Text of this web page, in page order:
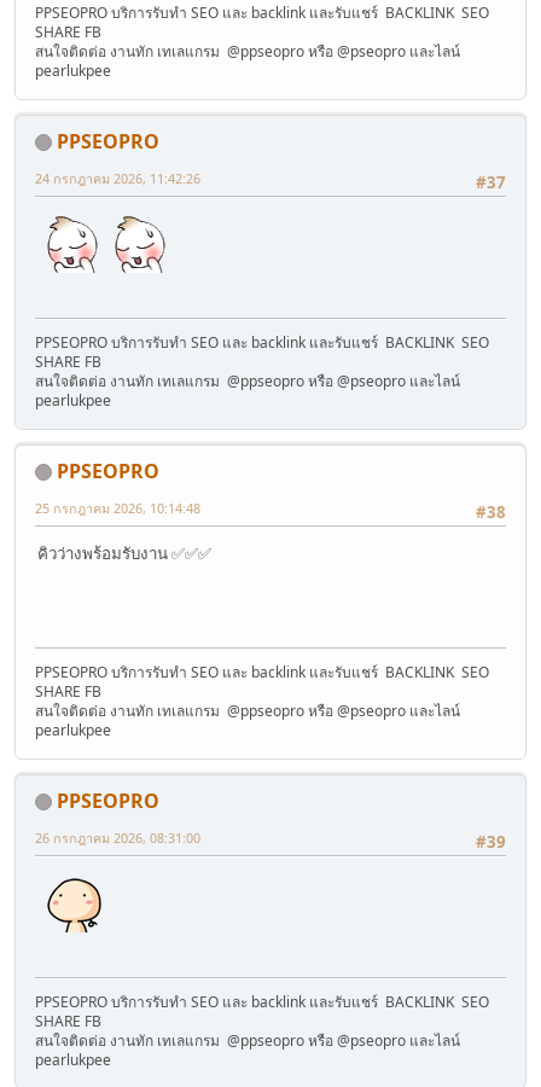
PPSEOPRO บริการรับทำ SEO และ backlink และรับแชร์ BACKLINK SEO
SHARE FB
สนใจติดต่อ งานทัก เทเลแกรม @ppseopro หรือ @pseopro และไลน์
pearlukpee
PPSEOPRO
#37
24 กรกฎาคม 2026, 11:42:26
PPSEOPRO บริการรับทำ SEO และ backlink และรับแชร์ BACKLINK SEO
SHARE FB
สนใจติดต่อ งานทัก เทเลแกรม @ppseopro หรือ @pseopro และไลน์
pearlukpee
PPSEOPRO
#38
25 กรกฎาคม 2026, 10:14:48
คิวว่างพร้อมรับงาน ✅✅✅
PPSEOPRO บริการรับทำ SEO และ backlink และรับแชร์ BACKLINK SEO
SHARE FB
สนใจติดต่อ งานทัก เทเลแกรม @ppseopro หรือ @pseopro และไลน์
pearlukpee
PPSEOPRO
#39
26 กรกฎาคม 2026, 08:31:00
PPSEOPRO บริการรับทำ SEO และ backlink และรับแชร์ BACKLINK SEO
SHARE FB
สนใจติดต่อ งานทัก เทเลแกรม @ppseopro หรือ @pseopro และไลน์
pearlukpee